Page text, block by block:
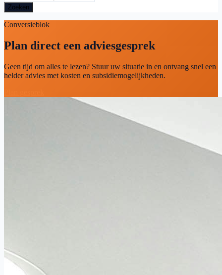
Zoeken
Conversieblok
Plan direct een adviesgesprek
Geen tijd om alles te lezen? Stuur uw situatie in en ontvang snel een
helder advies met kosten en subsidiemogelijkheden.